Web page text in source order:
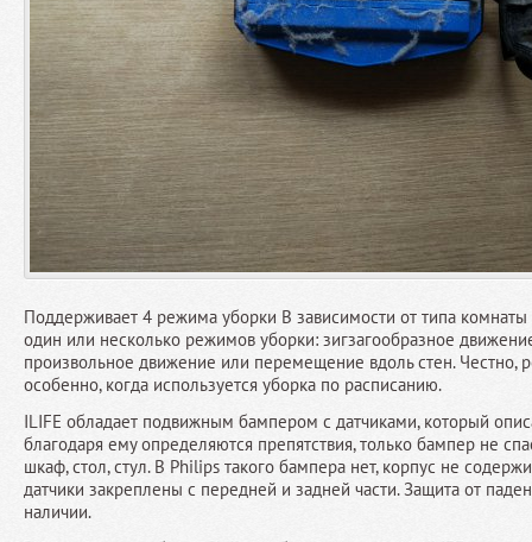
Поддерживает 4 режима уборки В зависимости от типа
один или несколько режимов уборки: зигзагообразное
произвольное движение или перемещение вдоль стен. Честно,
особенно, когда используется уборка по расписанию.
ILIFE обладает подвижным бампером с датчиками, который
благодаря ему определяются препятствия, только бампер не
шкаф, стол, стул. В Philips такого бампера нет, корпус не
датчики закреплены с передней и задней части. Защита от
наличии.